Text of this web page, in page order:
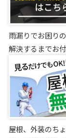
雨漏りでお困り
解決するまでお
屋根、外装のち